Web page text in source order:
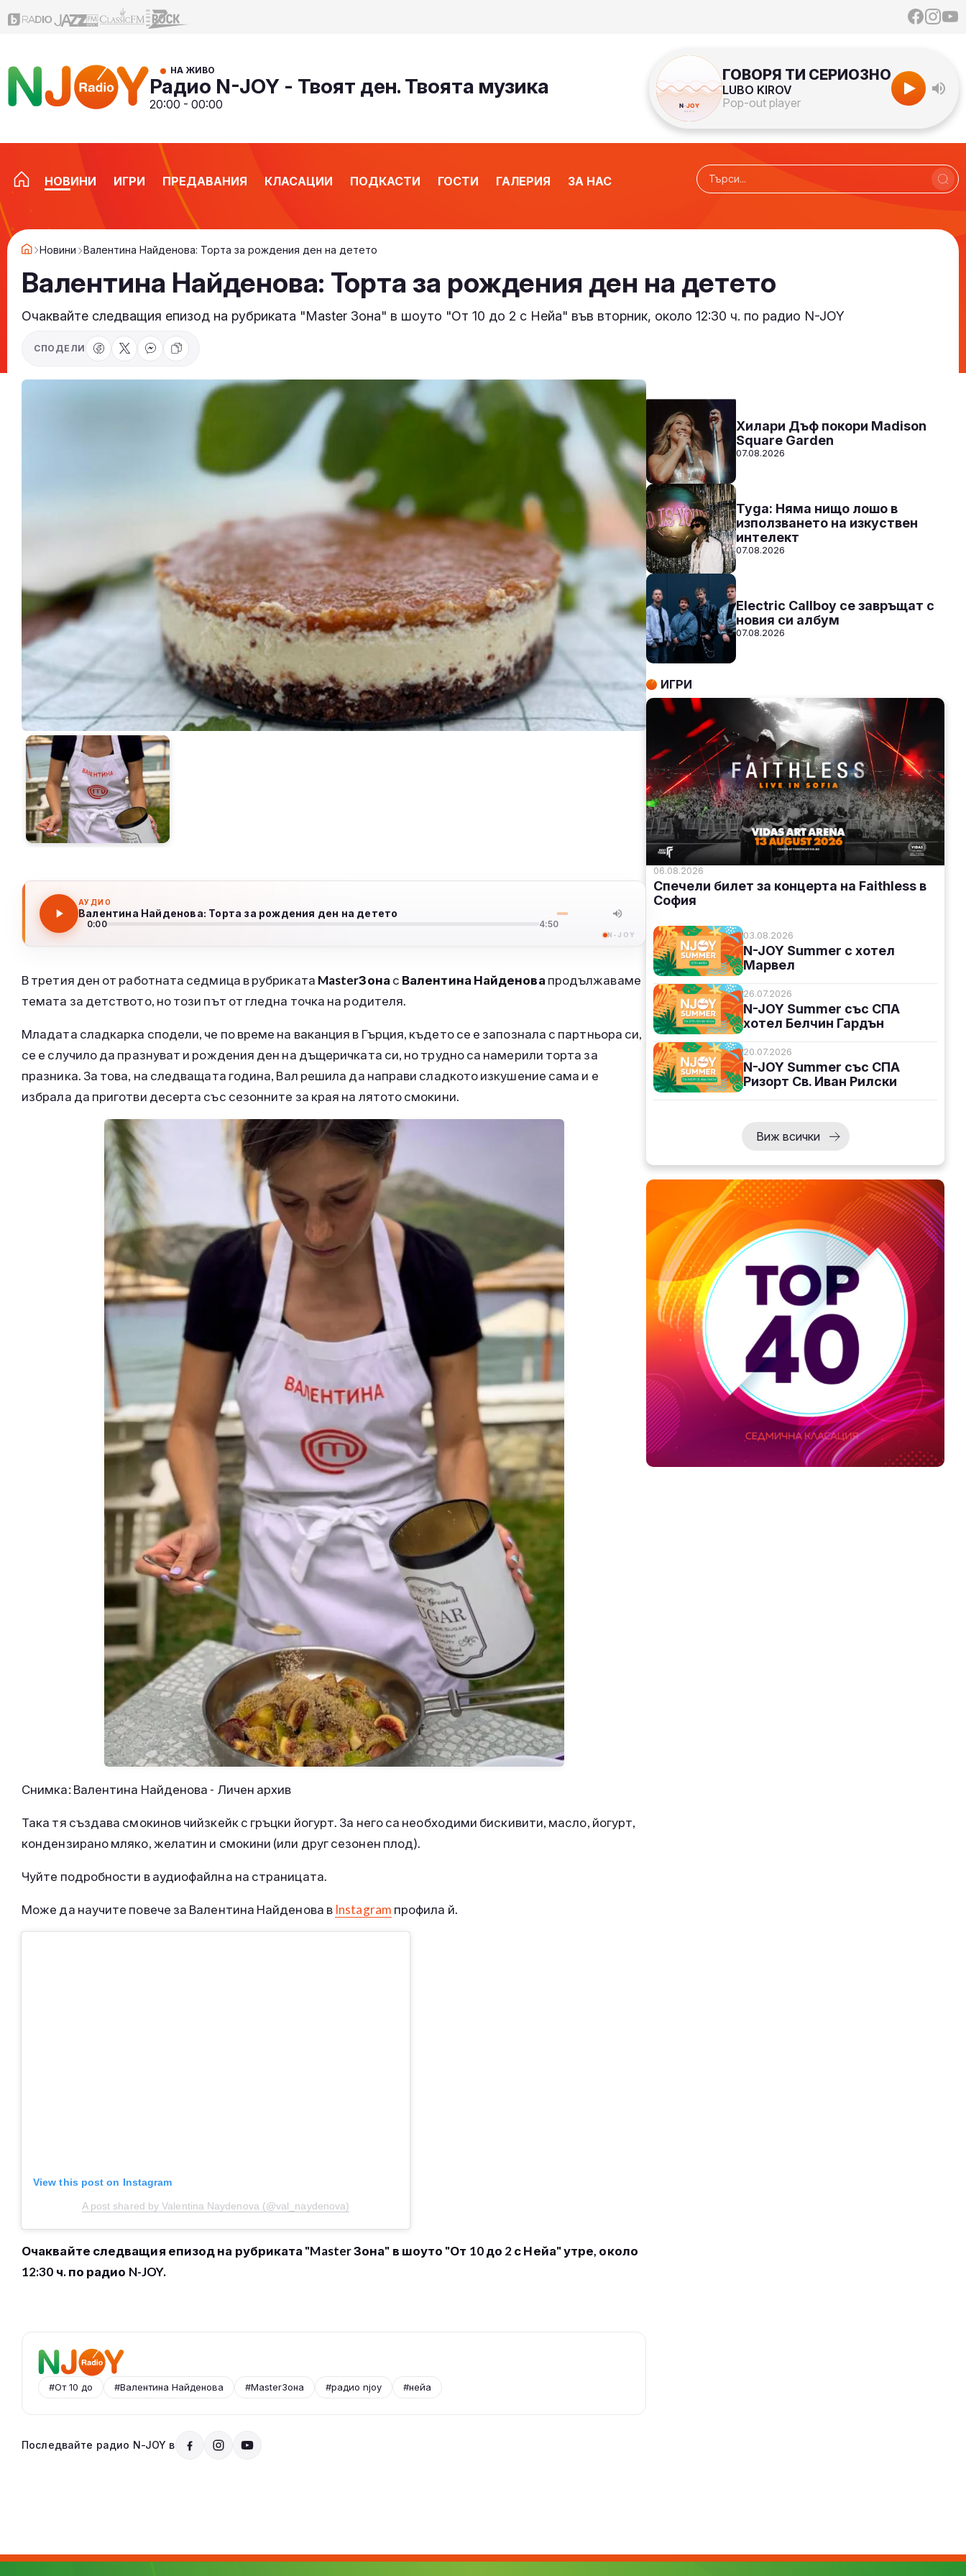
НА ЖИВО
Радио N-JOY - Твоят ден. Твоята музика
20:00 - 00:00
ГОВОРЯ ТИ СЕРИОЗНО
LUBO KIROV
Pop-out player
НОВИНИ ИГРИ ПРЕДАВАНИЯ КЛАСАЦИИ ПОДКАСТИ ГОСТИ ГАЛЕРИЯ ЗА НАС
Новини Валентина Найденова: Торта за рождения ден на детето
Валентина Найденова: Торта за рождения ден на детето
Очаквайте следващия епизод на рубриката "Master Зона" в шоуто "От 10 до 2 с Нейа" във вторник, около 12:30 ч. по радио N-JOY
СПОДЕЛИ
АУДИО
Валентина Найденова: Торта за рождения ден на детето
0:00 4:50
N-JOY
В третия ден от работната седмица в рубриката MasterЗона с Валентина Найденова продължаваме
темата за детството, но този път от гледна точка на родителя.
Младата сладкарка сподели, че по време на ваканция в Гърция, където се е запознала с партньора си,
се е случило да празнуват и рождения ден на дъщеричката си, но трудно са намерили торта за
празника. За това, на следващата година, Вал решила да направи сладкото изкушение сама и е
избрала да приготви десерта със сезонните за края на лятото смокини.
Снимка: Валентина Найденова - Личен архив
Така тя създава смокинов чийзкейк с гръцки йогурт. За него са необходими бискивити, масло, йогурт,
кондензирано мляко, желатин и смокини (или друг сезонен плод).
Чуйте подробности в аудиофайлна на страницата.
Може да научите повече за Валентина Найденова в Instagram профила й.
View this post on Instagram
A post shared by Valentina Naydenova (@val_naydenova)
Очаквайте следващия епизод на рубриката "Master Зона" в шоуто "От 10 до 2 с Нейа" утре, около
12:30 ч. по радио N-JOY.
#От 10 до #Валентина Найденова #MasterЗона #радио njoy #нейа
Последвайте радио N-JOY в
СЛУШАЙ
Хилари Дъф покори Madison
Square Garden
07.08.2026
Tyga: Няма нищо лошо в
използването на изкуствен
интелект
07.08.2026
Electric Callboy се завръщат с
новия си албум
07.08.2026
ИГРИ
06.08.2026
Спечели билет за концерта на Faithless в
София
03.08.2026
N-JOY Summer с хотел
Марвел
26.07.2026
N-JOY Summer със СПА
хотел Белчин Гардън
20.07.2026
N-JOY Summer със СПА
Ризорт Св. Иван Рилски
Виж всички